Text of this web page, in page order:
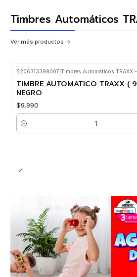
Timbres Automáticos
Ver más productos
5206313399007 Timbres Automáticos TRAXX
TIMBRE AUTOMATICO TRAXX (
NEGRO
$9.990
Cantidad